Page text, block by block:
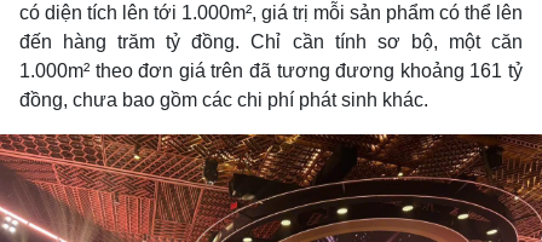
có diện tích lên tới 1.000m², giá trị mỗi sản phẩm có thể lên
đến hàng trăm tỷ đồng. Chỉ cần tính sơ bộ, một căn
1.000m² theo đơn giá trên đã tương đương khoảng 161 tỷ
đồng, chưa bao gồm các chi phí phát sinh khác.